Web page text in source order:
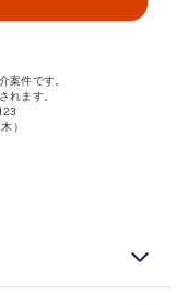
案件です。
れます。
）